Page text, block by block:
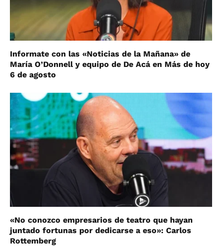
Informate con las «Noticias de la Mañana» de
María O’Donnell y equipo de De Acá en Más de hoy
6 de agosto
«No conozco empresarios de teatro que hayan
juntado fortunas por dedicarse a eso»: Carlos
Rottemberg